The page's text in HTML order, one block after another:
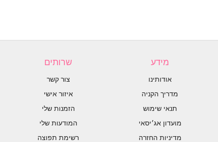
מידע
אודותינו
מדריך הקניה
תנאי שימוש
מועדון אג׳יסאי
מדיניות החזרה
שרותים
צור קשר
איזור אישי
הזמנות שלי
המודעות שלי
רשימת תפוצה